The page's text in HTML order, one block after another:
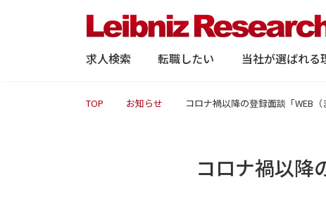
求人検索 転職したい 当社が選ばれる
TOP お知らせ コロナ禍以降の登録面談「WEB
コロナ禍以降